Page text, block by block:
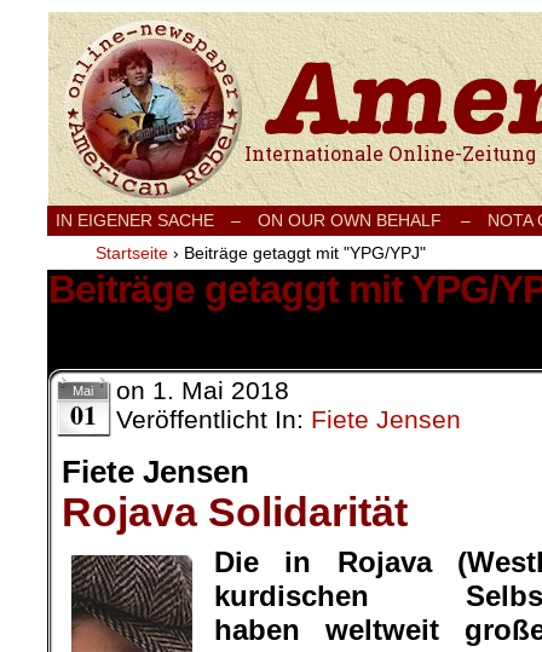
Internationale Onlinezeitung für Frieden,
IN EIGENER SACHE – ON OUR OWN BEHALF –
NOTA
Startseite › Beiträge getaggt mit "YPG/YPJ"
Beiträge getaggt mit YPG/
Mai
01
on 1. Mai 2018
Veröffentlicht In: Fiete Jensen
Fiete Jensen
Rojava Solidarität
Die in Rojava
kurdischen
haben weltweit